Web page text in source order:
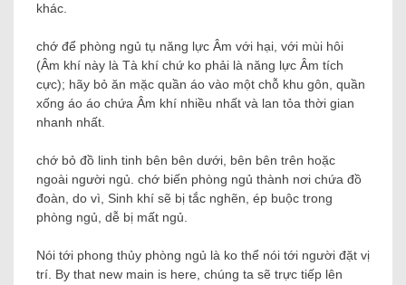
khác.
chớ để phòng ngủ tụ năng lực Âm với hại, với mùi hôi
(Âm khí này là Tà khí chứ ko phải là năng lực Âm tích
cực); hãy bỏ ăn mặc quần áo vào một chỗ khu gôn, quần
xống áo áo chứa Âm khí nhiều nhất và lan tỏa thời gian
nhanh nhất.
chớ bỏ đồ linh tinh bên bên dưới, bên bên trên hoặc
ngoài người ngủ. chớ biến phòng ngủ thành nơi chứa đồ
đoàn, do vì, Sinh khí sẽ bị tắc nghẽn, ép buộc trong
phòng ngủ, dễ bị mất ngủ.
Nói tới phong thủy phòng ngủ là ko thể nói tới người đặt vị
trí. By that new main is here, chúng ta sẽ trực tiếp lên